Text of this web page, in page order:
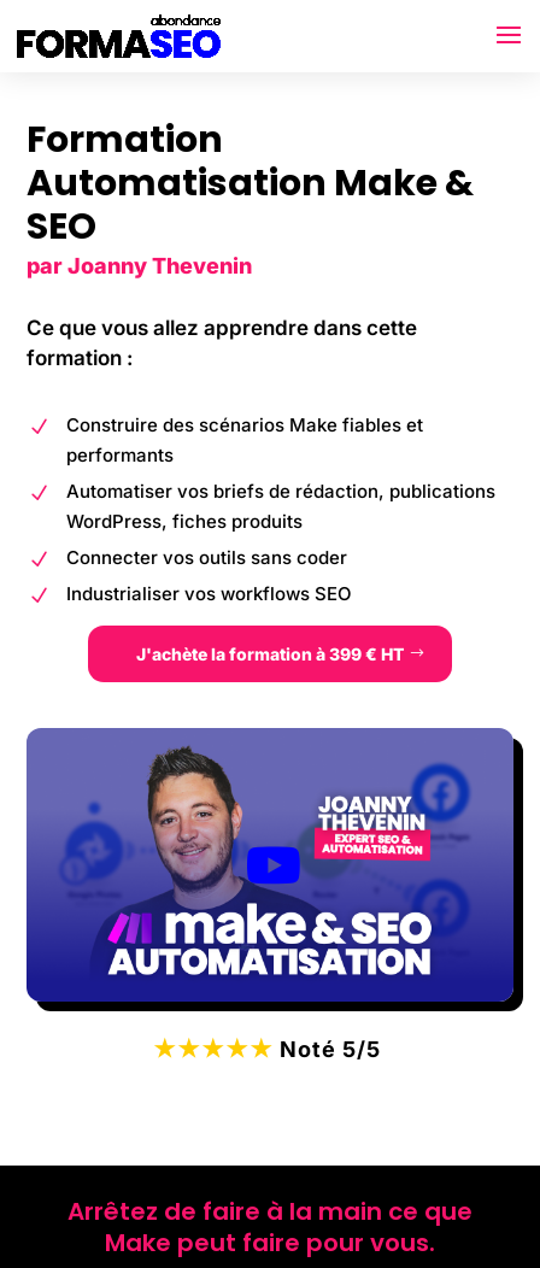
Formation
Automatisation Make &
SEO
par Joanny Thevenin
Ce que vous allez apprendre dans cette
formation :
N
Construire des scénarios Make fiables et
performants
N
Automatiser vos briefs de rédaction, publications
WordPress, fiches produits
N Connecter vos outils sans coder
N Industrialiser vos workflows SEO
J'achète la formation à 399 € HT
★★★★★ Noté 5/5
Arrêtez de faire à la main ce que
Make peut faire pour vous.